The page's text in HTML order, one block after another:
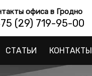
офиса в Гродно
(29) 719-95-00
СТАТЬИ КОНТАКТЫ